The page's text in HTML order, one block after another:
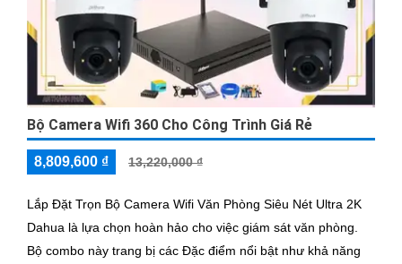
Bộ Camera Wifi 360 Cho Công Trình Giá Rẻ
8,809,600 ₫ 13,220,000 ₫
Lắp Đặt Trọn Bộ Camera Wifi Văn Phòng Siêu Nét Ultra 2K
Dahua là lựa chọn hoàn hảo cho việc giám sát văn phòng.
Bộ combo này trang bị các Đặc điểm nổi bật như khả năng